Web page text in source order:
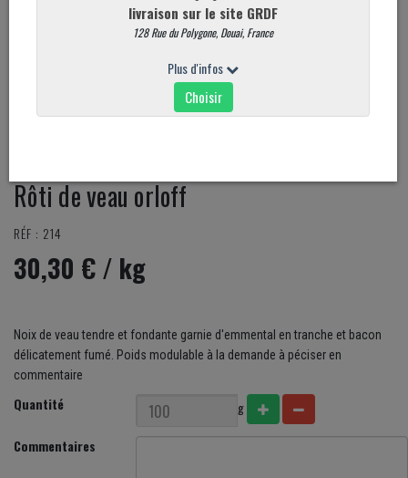
Rôti de veau orloff
RÉF : 214
30,30 €/ kg
Noix de veau tendre et fondante garnie d'emmental en tranche et bacon
délicatement fumé. Poids modulable à la demande à péciser en
commentaire
Quantité g
Commentaires